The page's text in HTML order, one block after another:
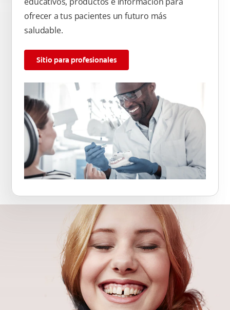
ofrecer a tus pacientes un futuro más
saludable.
Sitio para profesionales